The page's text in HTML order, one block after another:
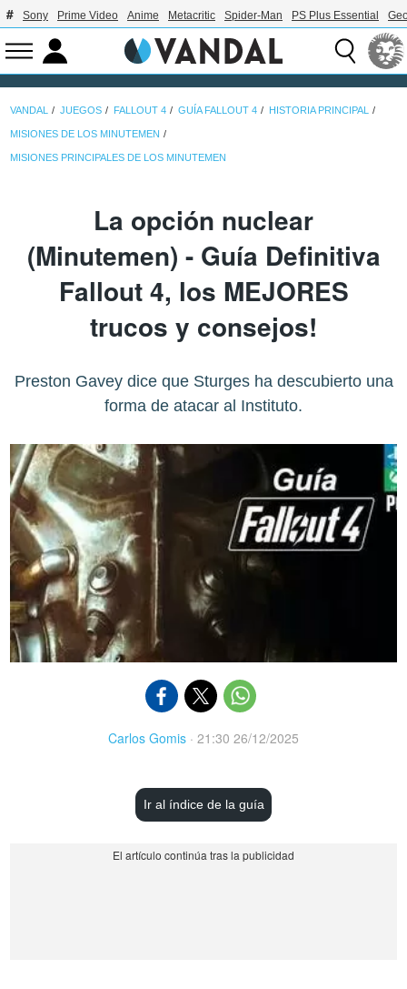
Sony Prime Video Anime Metacritic Spider-Man PS Plus Essential
VANDAL JUEGOS FALLOUT 4 GUÍA FALLOUT 4 HISTORIA PRINCIPAL
MISIONES DE LOS MINUTEMEN
MISIONES PRINCIPALES DE LOS MINUTEMEN
La opción nuclear
(Minutemen) - Guía Definitiva
Fallout 4, los MEJORES
trucos y consejos!
Preston Gavey dice que Sturges ha descubierto una
forma de atacar al Instituto.
Carlos Gomis · 21:30 26/12/2025
Ir al índice de la guía